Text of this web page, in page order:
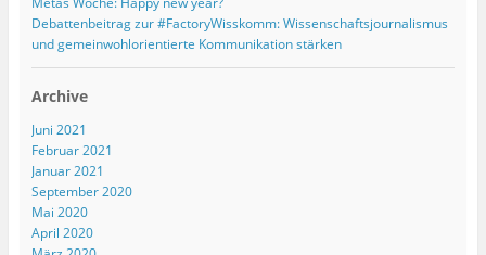
Debattenbeitrag zur #FactoryWisskomm: Wissenschaftsjournalismus
und gemeinwohlorientierte Kommunikation stärken
Archive
Juni 2021
Februar 2021
Januar 2021
September 2020
Mai 2020
April 2020